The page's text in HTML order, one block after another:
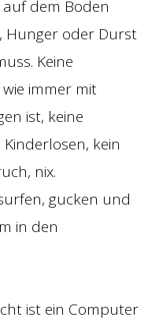
dem Boden
Hunger oder Durst
Keine
immer mit
ist, keine
kein
nix.
gucken und
in den
ist ein Computer